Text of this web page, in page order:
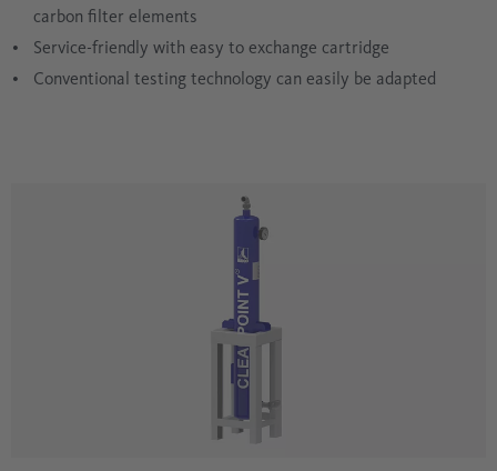
carbon filter elements
Service-friendly with easy to exchange cartridge
Conventional testing technology can easily be adapted